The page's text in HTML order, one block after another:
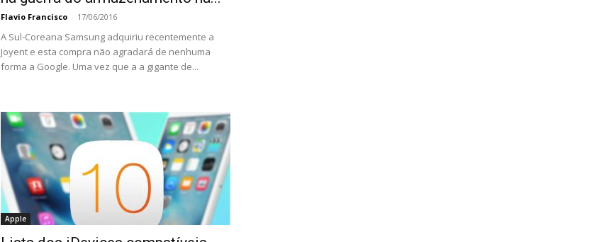
Flavio Francisco - 17/06/2016
A Sul-Coreana Samsung adquiriu recentemente a
Joyent e esta compra não agradará de nenhuma
forma a Google. Uma vez que a a gigante de...
Apple